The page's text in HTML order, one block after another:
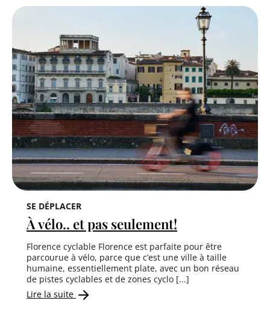
SE DÉPLACER
À vélo.. et pas seulement!
Florence cyclable Florence est parfaite pour être
parcourue à vélo, parce que c’est une ville à taille
humaine, essentiellement plate, avec un bon réseau
de pistes cyclables et de zones cyclo [...]
Lire la suite